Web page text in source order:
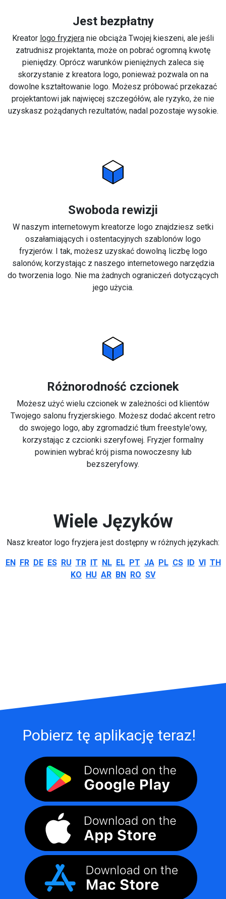
Jest bezpłatny
Kreator logo fryzjera nie obciąża Twojej kieszeni, ale jeśli
zatrudnisz projektanta, może on pobrać ogromną kwotę
pieniędzy. Oprócz warunków pieniężnych zaleca się
skorzystanie z kreatora logo, ponieważ pozwala on na
dowolne kształtowanie logo. Możesz próbować przekazać
projektantowi jak najwięcej szczegółów, ale ryzyko, że nie
uzyskasz pożądanych rezultatów, nadal pozostaje wysokie.
Swoboda rewizji
W naszym internetowym kreatorze logo znajdziesz setki
oszałamiających i ostentacyjnych szablonów logo
fryzjerów. I tak, możesz uzyskać dowolną liczbę logo
salonów, korzystając z naszego internetowego narzędzia
do tworzenia logo. Nie ma żadnych ograniczeń dotyczących
jego użycia.
Różnorodność czcionek
Możesz użyć wielu czcionek w zależności od klientów
Twojego salonu fryzjerskiego. Możesz dodać akcent retro
do swojego logo, aby zgromadzić tłum freestyle'owy,
korzystając z czcionki szeryfowej. Fryzjer formalny
powinien wybrać krój pisma nowoczesny lub
bezszeryfowy.
Wiele Języków
Nasz kreator logo fryzjera jest dostępny w różnych językach:
EN FR DE ES RU TR IT NL EL PT JA PL CS ID VI TH
KO HU AR BN RO SV
Pobierz tę aplikację teraz!